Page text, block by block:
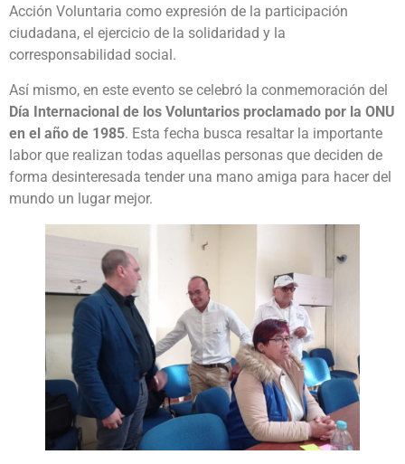
Acción Voluntaria como expresión de la participación
ciudadana, el ejercicio de la solidaridad y la
corresponsabilidad social.
Así mismo, en este evento se celebró la conmemoración del
Día Internacional de los Voluntarios proclamado por la ONU
en el año de 1985. Esta fecha busca resaltar la importante
labor que realizan todas aquellas personas que deciden de
forma desinteresada tender una mano amiga para hacer del
mundo un lugar mejor.